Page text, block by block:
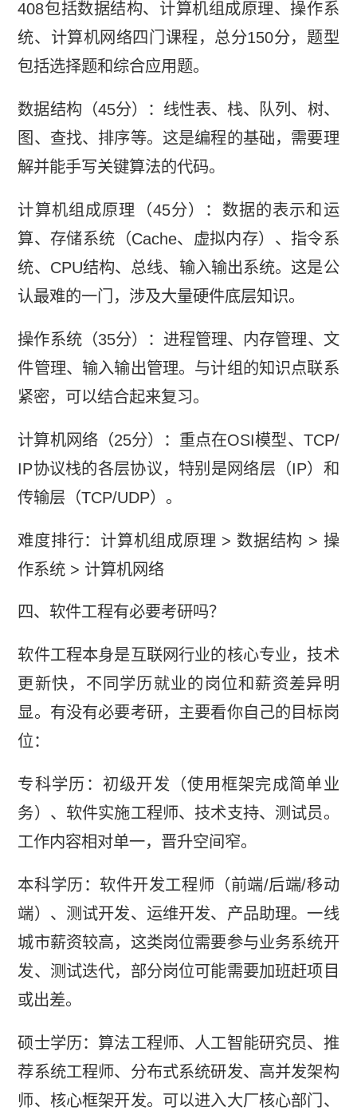
408包括数据结构、计算机组成原理、操作系
统、计算机网络四门课程，总分150分，题型
包括选择题和综合应用题。
数据结构（45分）：线性表、栈、队列、树、
图、查找、排序等。这是编程的基础，需要理
解并能手写关键算法的代码。
计算机组成原理（45分）：数据的表示和运
算、存储系统（Cache、虚拟内存）、指令系
统、CPU结构、总线、输入输出系统。这是公
认最难的一门，涉及大量硬件底层知识。
操作系统（35分）：进程管理、内存管理、文
件管理、输入输出管理。与计组的知识点联系
紧密，可以结合起来复习。
计算机网络（25分）：重点在OSI模型、TCP/
IP协议栈的各层协议，特别是网络层（IP）和
传输层（TCP/UDP）。
难度排行：计算机组成原理 > 数据结构 > 操
作系统 > 计算机网络
四、软件工程有必要考研吗？
软件工程本身是互联网行业的核心专业，技术
更新快，不同学历就业的岗位和薪资差异明
显。有没有必要考研，主要看你自己的目标岗
位：
专科学历：初级开发（使用框架完成简单业
务）、软件实施工程师、技术支持、测试员。
工作内容相对单一，晋升空间窄。
本科学历：软件开发工程师（前端/后端/移动
端）、测试开发、运维开发、产品助理。一线
城市薪资较高，这类岗位需要参与业务系统开
发、测试迭代，部分岗位可能需要加班赶项目
或出差。
硕士学历：算法工程师、人工智能研究员、推
荐系统工程师、分布式系统研发、高并发架构
师、核心框架开发。可以进入大厂核心部门、